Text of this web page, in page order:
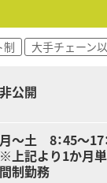
地域の医療貢献
よう、笑顔を
窓口として地
携を強化する
・健康拠点と
展開するサン
援します。
制 大手チェーン
非公開
月～土 8：45～17
※上記より1か月
間制勤務